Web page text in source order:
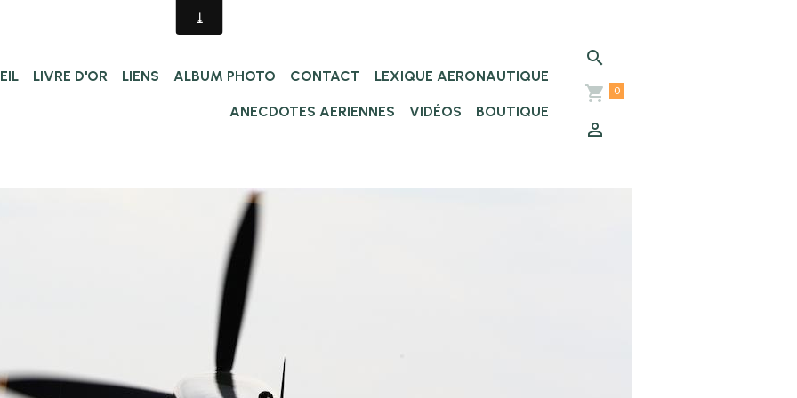
LIVRE D'OR LIENS ALBUM PHOTO CONTACT LEXIQUE AERONAUTIQUE
ANECDOTES AERIENNES VIDÉOS BOUTIQUE
0